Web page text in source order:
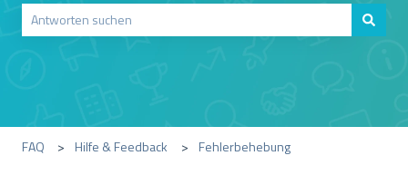
FAQ Hilfe & Feedback Fehlerbehebung